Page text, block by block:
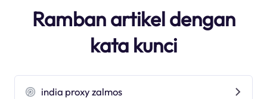
Ramban artikel dengan
kata kunci
india proxy zalmos